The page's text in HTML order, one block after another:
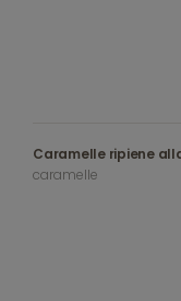
Caramelle ripiene
caramelle